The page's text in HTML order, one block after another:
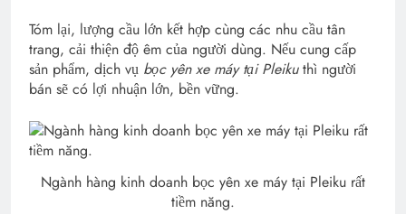
Tóm lại, lượng cầu lớn kết hợp cùng các nhu cầu tân
trang, cải thiện độ êm của người dùng. Nếu cung cấp
sản phẩm, dịch vụ bọc yên xe máy tại Pleikuthì người
bán sẽ có lợi nhuận lớn, bền vững.
Ngành hàng kinh doanh bọc yên xe máy tại Pleiku rất
tiềm năng.